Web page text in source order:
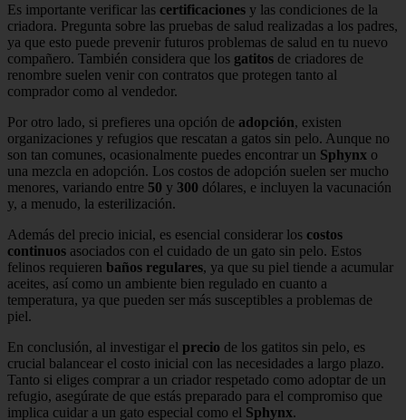
Es importante verificar las certificaciones y las condiciones de la
criadora. Pregunta sobre las pruebas de salud realizadas a los padres,
ya que esto puede prevenir futuros problemas de salud en tu nuevo
compañero. También considera que los gatitos de criadores de
renombre suelen venir con contratos que protegen tanto al
comprador como al vendedor.
Por otro lado, si prefieres una opción de adopción, existen
organizaciones y refugios que rescatan a gatos sin pelo. Aunque no
son tan comunes, ocasionalmente puedes encontrar un Sphynx o
una mezcla en adopción. Los costos de adopción suelen ser mucho
menores, variando entre 50 y 300 dólares, e incluyen la vacunación
y, a menudo, la esterilización.
Además del precio inicial, es esencial considerar los costos
continuos asociados con el cuidado de un gato sin pelo. Estos
felinos requieren baños regulares, ya que su piel tiende a acumular
aceites, así como un ambiente bien regulado en cuanto a
temperatura, ya que pueden ser más susceptibles a problemas de
piel.
En conclusión, al investigar el precio de los gatitos sin pelo, es
crucial balancear el costo inicial con las necesidades a largo plazo.
Tanto si eliges comprar a un criador respetado como adoptar de un
refugio, asegúrate de que estás preparado para el compromiso que
implica cuidar a un gato especial como el Sphynx.